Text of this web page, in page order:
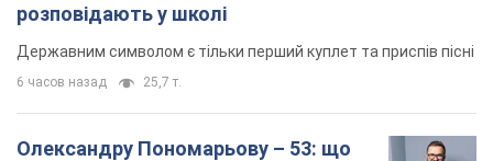
розповідають у школі
Державним символом є тільки перший куплет та приспів пісні
6 часов назад 25,7 т.
Олександру Пономарьову – 53: що